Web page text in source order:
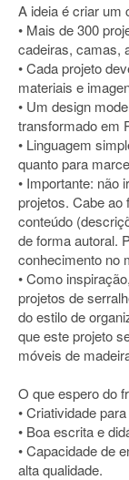
A ideia é criar um
• Mais de 300
cadeiras, camas,
• Cada projeto
materiais e
• Um design
transformado em
• Linguagem
quanto para
• Importante: não
projetos. Cabe ao
conteúdo
de forma autoral.
conhecimento no
• Como
projetos de
do estilo de
que este projeto
móveis de
O que espero do
• Criatividade
• Boa escrita e
• Capacidade de
alta qualidade.